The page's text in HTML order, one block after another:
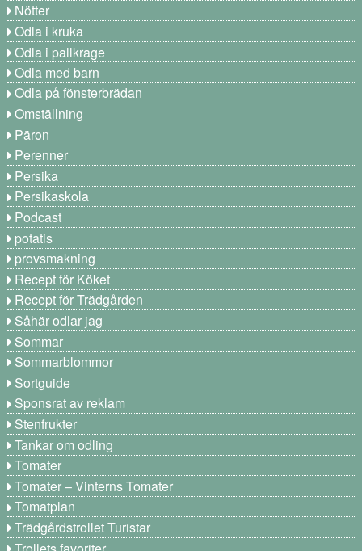
Nötter
Odla i kruka
Odla i pallkrage
Odla med barn
Odla på fönsterbrädan
Omställning
Päron
Perenner
Persika
Persikaskola
Podcast
potatis
provsmakning
Recept för Köket
Recept för Trädgården
Såhär odlar jag
Sommar
Sommarblommor
Sortguide
Sponsrat av reklam
Stenfrukter
Tankar om odling
Tomater
Tomater – Vinterns Tomater
Tomatplan
Trädgårdstrollet Turistar